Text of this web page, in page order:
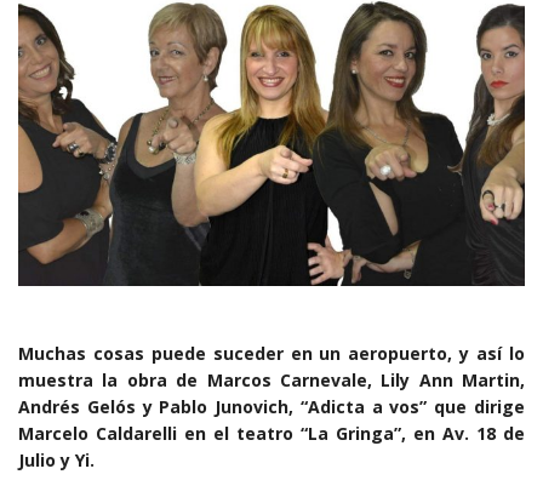
Muchas cosas puede suceder en un aeropuerto, y así lo
muestra la obra de Marcos Carnevale, Lily Ann Martin,
Andrés Gelós y Pablo Junovich, “Adicta a vos” que dirige
Marcelo Caldarelli en el teatro “La Gringa”, en Av. 18 de
Julio y Yi.